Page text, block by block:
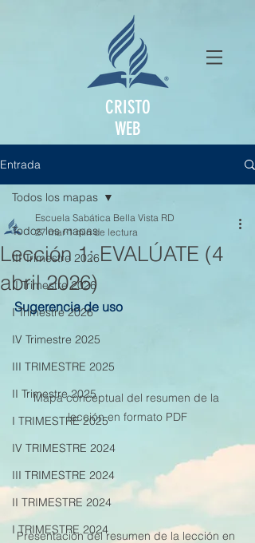
CRISTO
WEB
Entrada
Todos los mapas
III Trimestre 2026
II Trimestre 2026
I Trimestre 2026
IV Trimestre 2025
III TRIMESTRE 2025
II Trimestre 2025
I TRIMESTRE 2025
IV TRIMESTRE 2024
III TRIMESTRE 2024
II TRIMESTRE 2024
I TRIMESTRE 2024
Todos los mapas
Lección 1: EVALÚATE (4
abril 2026)
Escuela Sabática Bella Vista RD
27 mar 1 min de lectura
Sugerencia de uso
Mapa conceptual del resumen de la
lección en formato PDF
Presentación del resumen de la lección en